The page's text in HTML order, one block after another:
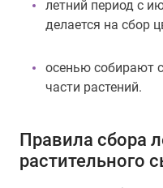
летний период с
делается на сбор
осенью собирают
части растений.
Правила сбора
растительного